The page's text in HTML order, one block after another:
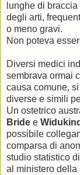
lunghe di
degli arti,
o meno gravi.
Non poteva
Diversi medici
sembrava ormai
causa comune,
diverse e simili
Un ostetrico
Bride e
possibile
comparsa di
studio statistico
al ministero della